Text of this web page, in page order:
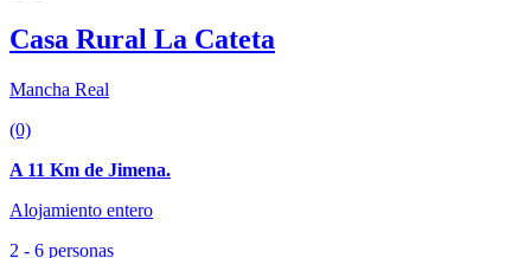
Casa Rural La Cateta
Mancha Real
(0)
A 11 Km de Jimena.
Alojamiento entero
2 - 6 personas